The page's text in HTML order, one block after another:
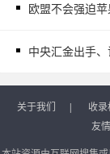
欧盟不会强迫
中央汇金出手
关于我们 | 收
友